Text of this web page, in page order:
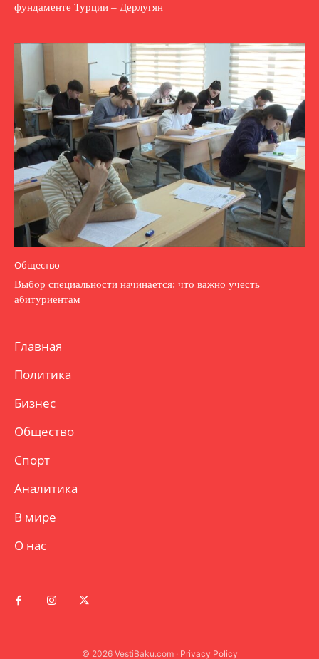
фундаменте Турции – Дерлугян
Общество
Выбор специальности начинается: что важно учесть
абитуриентам
Главная
Политика
Бизнес
Общество
Спорт
Аналитика
В мире
О нас
© 2026 VestiBaku.com · Privacy Policy